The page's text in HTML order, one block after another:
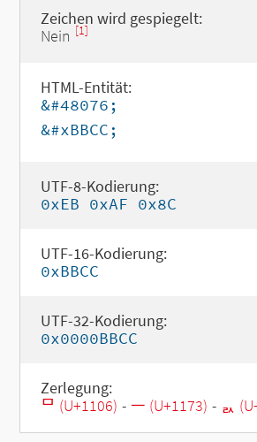
Zeichen wird gespiegelt:
Nein [1]
HTML-Entität:
&#48076;
&#xBBCC;
UTF-8-Kodierung:
0xEB 0xAF 0x8C
UTF-16-Kodierung:
0xBBCC
UTF-32-Kodierung:
0x0000BBCC
Zerlegung:
ᄆ (U+1106) - ᅳ (U+1173) - ᆳ